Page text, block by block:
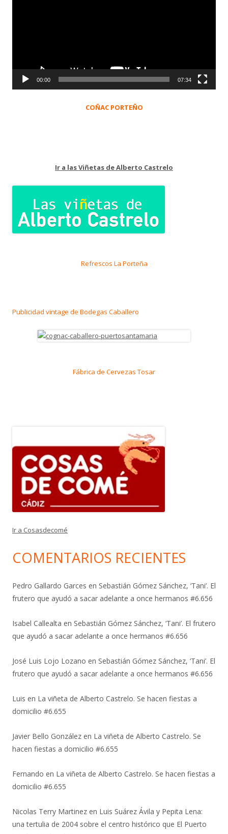
00:00 07:34
COÑAC PORTEÑO
Ir a las Viñetas de Alberto Castrelo
Refrescos La Porteña
Publicidad vintage de Bodegas Caballero
Fábrica de Cervezas Tosar
Ir a Cosasdecomé
COMENTARIOS RECIENTES
Pedro Gallardo Garces en Sebastián Gómez Sánchez, ‘Tani’. El
frutero que ayudó a sacar adelante a once hermanos #6.656
Isabel Callealta en Sebastián Gómez Sánchez, ‘Tani’. El frutero
que ayudó a sacar adelante a once hermanos #6.656
José Luis Lojo Lozano en Sebastián Gómez Sánchez, ‘Tani’. El
frutero que ayudó a sacar adelante a once hermanos #6.656
Luis en La viñeta de Alberto Castrelo. Se hacen fiestas a
domicilio #6.655
Javier Bello González en La viñeta de Alberto Castrelo. Se
hacen fiestas a domicilio #6.655
Fernando en La viñeta de Alberto Castrelo. Se hacen fiestas a
domicilio #6.655
Nicolas Terry Martinez en Luis Suárez Ávila y Pepita Lena:
una tertulia de 2004 sobre el centro histórico que El Puerto